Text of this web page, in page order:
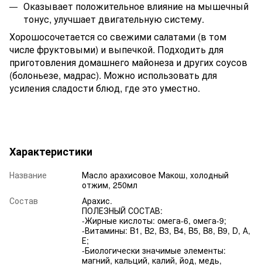
Оказывает положительное влияние на мышечный
тонус, улучшает двигательную систему.
Хорошосочетается со свежими салатами (в том
числе фруктовыми) и выпечкой. Подходить для
приготовления домашнего майонеза и других соусов
(болоньезе, мадрас). Можно использовать для
усиления сладости блюд, где это уместно.
Характеристики
Название
Масло арахисовое Макош, холодный
отжим, 250мл
Состав
Арахис.
ПОЛЕЗНЫЙ СОСТАВ:
-Жирные кислоты: омега-6, омега-9;
-Витамины: B1, B2, B3, B4, B5, B8, B9, D, А,
Е;
-Биологически значимые элементы:
магний, кальций, калий, йод, медь,